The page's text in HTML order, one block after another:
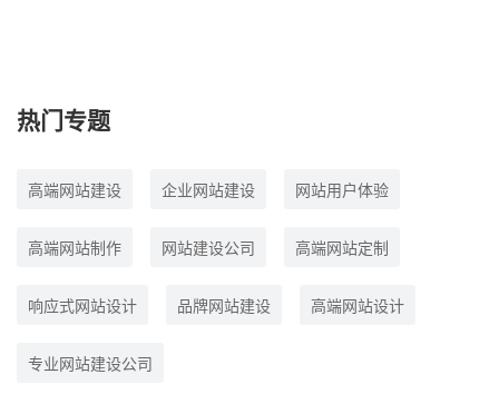
热门专题
高端网站建设 企业网站建设 网站用户体验
高端网站制作 网站建设公司 高端网站定制
响应式网站设计 品牌网站建设 高端网站设计
专业网站建设公司